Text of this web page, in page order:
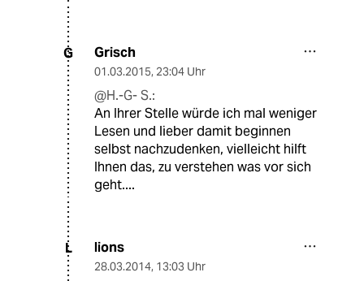
G Grisch
01.03.2015, 23:04 Uhr
@H.-G- S.:
An Ihrer Stelle würde ich mal weniger
Lesen und lieber damit beginnen
selbst nachzudenken, vielleicht hilft
Ihnen das, zu verstehen was vor sich
geht....
L lions
28.03.2014, 13:03 Uhr